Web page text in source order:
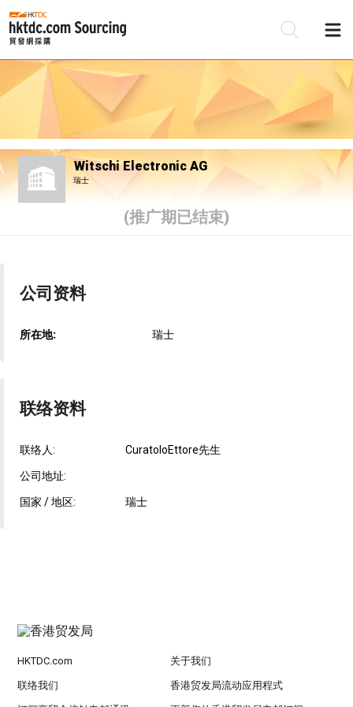
Witschi Electronic AG
瑞士
(推广期已结束)
公司资料
所在地: 瑞士
联络资料
联络人: CuratoloEttore先生
公司地址:
国家 / 地区: 瑞士
HKTDC.com 关于我们
联络我们 香港贸发局流动应用程式